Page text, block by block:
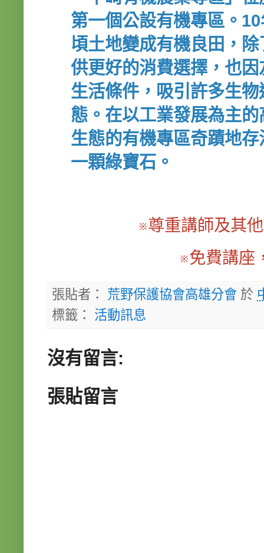
第一個公設有機專區。
頃土地變成有機良田，
供更好的消費選擇，也
生活條件，吸引許多生
態。在以工業發展為主
生態的有機專區奇蹟地
一顆綠寶石。
※尊重講師及其
※免費講座
張貼者： 荒野保護協會高雄分會 於
標籤： 活動訊息
沒有留言:
張貼留言